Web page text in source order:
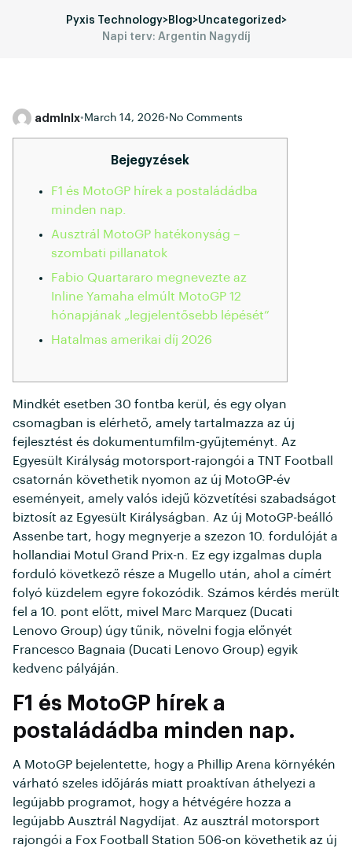
Pyxis Technology>Blog>Uncategorized >
Napi terv: Argentin Nagydíj
admlnlx• March 14, 2026• No Comments
Bejegyzések
F1 és MotoGP hírek a postaládádba
minden nap.
Ausztrál MotoGP hatékonyság –
szombati pillanatok
Fabio Quartararo megnevezte az
Inline Yamaha elmúlt MotoGP 12
hónapjának „legjelentősebb lépését”
Hatalmas amerikai díj 2026
Mindkét esetben 30 fontba kerül, és egy olyan
csomagban is elérhető, amely tartalmazza az új
fejlesztést és dokumentumfilm-gyűjteményt. Az
Egyesült Királyság motorsport-rajongói a TNT Football
csatornán követhetik nyomon az új MotoGP-év
eseményeit, amely valós idejű közvetítési szabadságot
biztosít az Egyesült Királyságban. Az új MotoGP-beálló
Assenbe tart, hogy megnyerje a szezon 10. fordulóját a
hollandiai Motul Grand Prix-n.
Ez egy izgalmas dupla
forduló következő része a Mugello után, ahol a címért
folyó küzdelem egyre fokozódik. Számos kérdés merült
fel a 10. pont előtt, mivel Marc Marquez (Ducati
Lenovo Group) úgy tűnik, növelni fogja előnyét
Francesco Bagnaia (Ducati Lenovo Group) egyik
kedvenc pályáján.
F1 és MotoGP hírek a
postaládádba minden nap.
A MotoGP bejelentette, hogy a Phillip Arena környékén
várható szeles időjárás miatt proaktívan áthelyezi a
legújabb programot, hogy a hétvégére hozza a
legújabb Ausztrál Nagydíjat. Az ausztrál motorsport
rajongói a Fox Football Station 506-on követhetik az új